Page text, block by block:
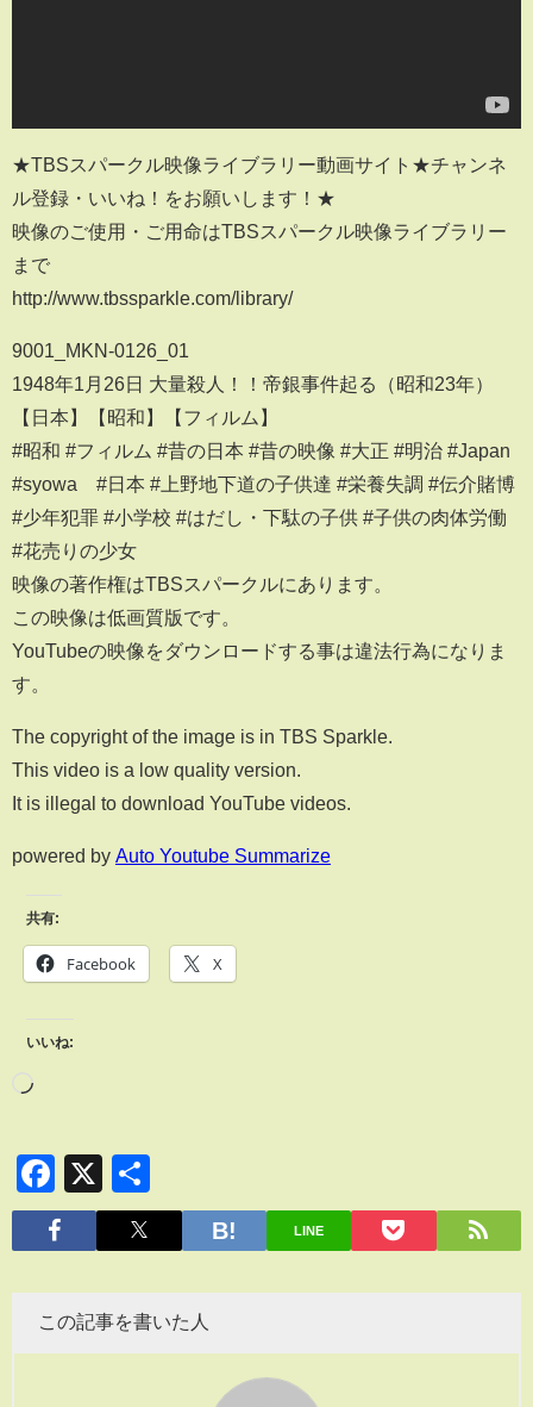
★TBSスパークル映像ライブラリー動画サイト★チャンネ
ル登録・いいね！をお願いします！★
映像のご使用・ご用命はTBSスパークル映像ライブラリー
まで
http://www.tbssparkle.com/library/
9001_MKN-0126_01
1948年1月26日 大量殺人！！帝銀事件起る（昭和23年）
【日本】【昭和】【フィルム】
#昭和 #フィルム #昔の日本 #昔の映像 #大正 #明治 #Japan
#syowa #日本 #上野地下道の子供達 #栄養失調 #伝介賭博
#少年犯罪 #小学校 #はだし・下駄の子供 #子供の肉体労働
#花売りの少女
映像の著作権はTBSスパークルにあります。
この映像は低画質版です。
YouTubeの映像をダウンロードする事は違法行為になりま
す。
The copyright of the image is in TBS Sparkle.
This video is a low quality version.
It is illegal to download YouTube videos.
powered by Auto Youtube Summarize
共有:
Facebook X
いいね:
Facebook
X
有
LINE
この記事を書いた人